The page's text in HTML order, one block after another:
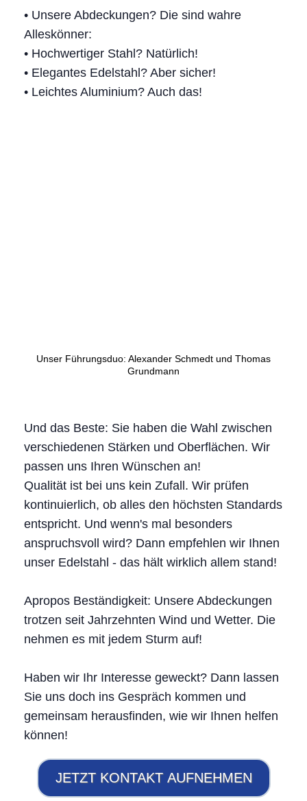
• Unsere Abdeckungen? Die sind wahre
Alleskönner:
• Hochwertiger Stahl? Natürlich!
• Elegantes Edelstahl? Aber sicher!
• Leichtes Aluminium? Auch das!
Unser Führungsduo: Alexander Schmedt und Thomas
Grundmann
Und das Beste: Sie haben die Wahl zwischen
verschiedenen Stärken und Oberflächen. Wir
passen uns Ihren Wünschen an!
Qualität ist bei uns kein Zufall. Wir prüfen
kontinuierlich, ob alles den höchsten Standards
entspricht. Und wenn's mal besonders
anspruchsvoll wird? Dann empfehlen wir Ihnen
unser Edelstahl - das hält wirklich allem stand!
Apropos Beständigkeit: Unsere Abdeckungen
trotzen seit Jahrzehnten Wind und Wetter. Die
nehmen es mit jedem Sturm auf!
Haben wir Ihr Interesse geweckt? Dann lassen
Sie uns doch ins Gespräch kommen und
gemeinsam herausfinden, wie wir Ihnen helfen
können!
JETZT KONTAKT AUFNEHMEN